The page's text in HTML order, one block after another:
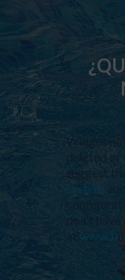
Widget
deleted
suggest
system
don't
at